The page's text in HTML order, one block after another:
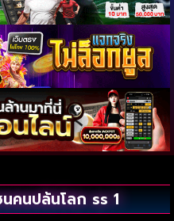
คนปล้นโลก ss 1